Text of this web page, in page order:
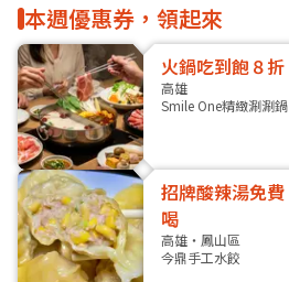
本週優惠券，領起來
火鍋吃到飽８折
高雄
Smile One精緻涮涮鍋
招牌酸辣湯免費
喝
高雄・鳳山區
今鼎手工水餃